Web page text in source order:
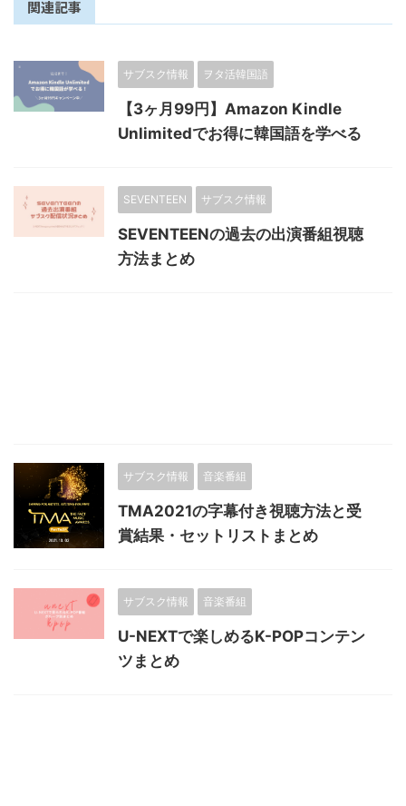
関連記事
サブスク情報 ヲタ活韓国語
【3ヶ月99円】Amazon Kindle
Unlimitedでお得に韓国語を学べる
SEVENTEEN サブスク情報
SEVENTEENの過去の出演番組視聴
方法まとめ
サブスク情報 音楽番組
TMA2021の字幕付き視聴方法と受
賞結果・セットリストまとめ
サブスク情報 音楽番組
U-NEXTで楽しめるK-POPコンテン
ツまとめ